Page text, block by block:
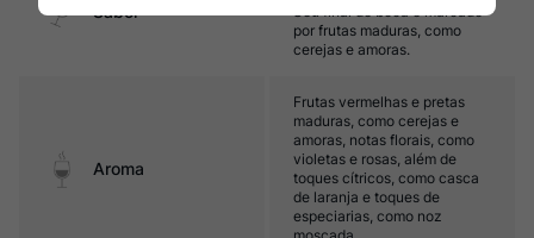
Sabor
Seu final de boca é marcado
por frutas maduras, como
cerejas e amoras.
Aroma
Frutas vermelhas e pretas
maduras, como cerejas e
amoras, notas florais, como
violetas e rosas, além de
toques cítricos, como casca
de laranja e toques de
especiarias, como noz